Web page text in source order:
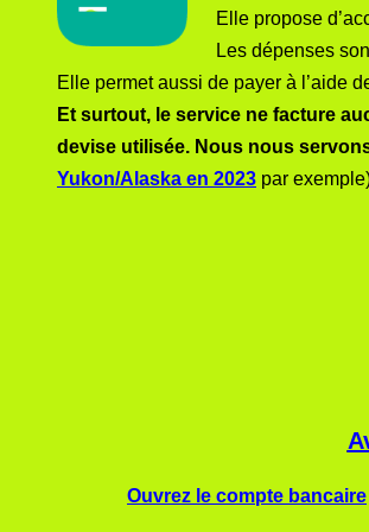
Elle propose
Les dépenses
Elle permet aussi de payer à l’aide
Et surtout, le service ne facture
devise utilisée. Nous nous
Yukon/Alaska en 2023 par
Ouvrez le compte bancaire